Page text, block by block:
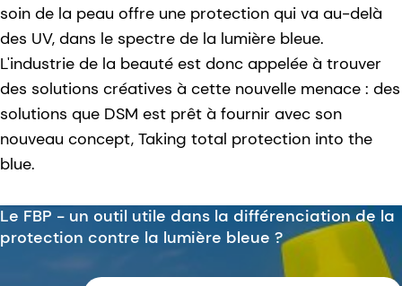
soin de la peau offre une protection qui va au-delà
des UV, dans le spectre de la lumière bleue.
L'industrie de la beauté est donc appelée à trouver
des solutions créatives à cette nouvelle menace : des
solutions que DSM est prêt à fournir avec son
nouveau concept, Taking total protection into the
blue.
Le FBP - un outil utile dans la différenciation de la
protection contre la lumière bleue ?